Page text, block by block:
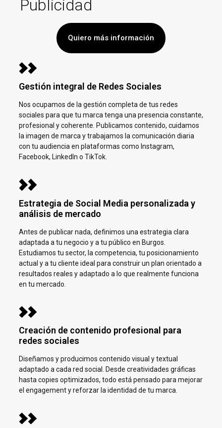
Publicidad
Quiero más información
Gestión integral de Redes Sociales
Nos ocupamos de la gestión completa de tus redes
sociales para que tu marca tenga una presencia constante,
profesional y coherente. Publicamos contenido, cuidamos
la imagen de marca y trabajamos la comunicación diaria
con tu audiencia en plataformas como Instagram,
Facebook, LinkedIn o TikTok.
Estrategia de Social Media personalizada y
análisis de mercado
Antes de publicar nada, definimos una estrategia clara
adaptada a tu negocio y a tu público en Burgos.
Estudiamos tu sector, la competencia, tu posicionamiento
actual y a tu cliente ideal para construir un plan orientado a
resultados reales y adaptado a lo que realmente funciona
en tu mercado.
Creación de contenido profesional para
redes sociales
Diseñamos y producimos contenido visual y textual
adaptado a cada red social. Desde creatividades gráficas
hasta copies optimizados, todo está pensado para mejorar
el engagement y reforzar la identidad de tu marca.